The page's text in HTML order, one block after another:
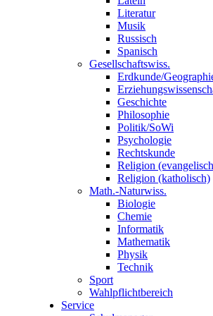
Literatur
Musik
Russisch
Spanisch
Gesellschaftswiss.
Erdkunde/
Geschichte
Philosophie
Politik/SoWi
Psychologie
Rechtskunde
Religion
Religion (katholisch)
Math.-Naturwiss.
Biologie
Chemie
Informatik
Mathematik
Physik
Technik
Sport
Wahlpflichtbereich
Service